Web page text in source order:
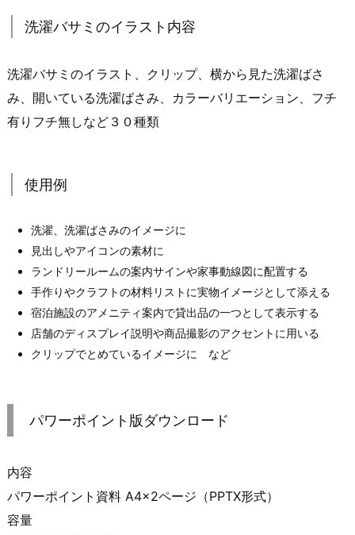
洗濯バサミのイラスト内容
洗濯バサミのイラスト、クリップ、横から見た洗濯ばさ
み、開いている洗濯ばさみ、カラーバリエーション、フチ
有りフチ無しなど３０種類
使用例
洗濯、洗濯ばさみのイメージに
見出しやアイコンの素材に
ランドリールームの案内サインや家事動線図に配置する
手作りやクラフトの材料リストに実物イメージとして添える
宿泊施設のアメニティ案内で貸出品の一つとして表示する
店舗のディスプレイ説明や商品撮影のアクセントに用いる
クリップでとめているイメージに など
パワーポイント版ダウンロード
内容
パワーポイント資料 A4×2ページ（PPTX形式）
容量